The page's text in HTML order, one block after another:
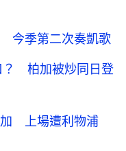
今季第二次奏凱歌
？ 柏加被炒同日登
加 上場遭利物浦